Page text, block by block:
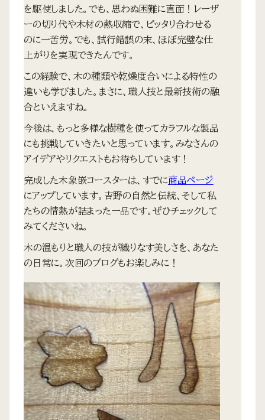
を駆使しました。でも、思わぬ困難に直面！レーザ
ーの切り代や木材の熱収縮で、ピッタリ合わせる
のに一苦労。でも、試行錯誤の末、ほぼ完璧な仕
上がりを実現できたんです。
この経験で、木の種類や乾燥度合いによる特性の
違いも学びました。まさに、職人技と最新技術の融
合といえますね。
今後は、もっと多様な樹種を使ってカラフルな製品
にも挑戦していきたいと思っています。みなさんの
アイデアやリクエストもお待ちしています！
完成した木象嵌コースターは、すでに商品ページ
にアップしています。吉野の自然と伝統、そして私
たちの情熱が詰まった一品です。ぜひチェックして
みてくださいね。
木の温もりと職人の技が織りなす美しさを、あなた
の日常に。次回のブログもお楽しみに！